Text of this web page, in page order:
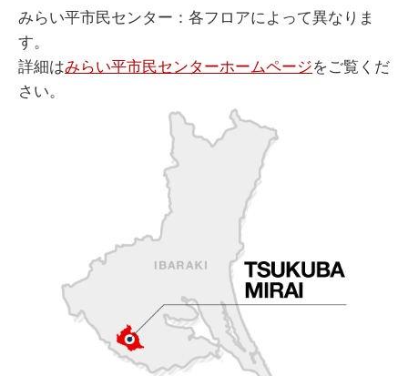
みらい平市民センター：各フロアによって異なりま
す。
詳細はみらい平市民センターホームページをご覧くだ
さい。